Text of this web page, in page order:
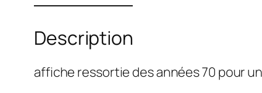
Description
affiche ressortie des années 70 pour un